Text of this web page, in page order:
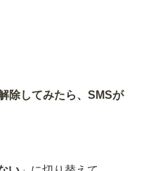
除してみたら、SMSが